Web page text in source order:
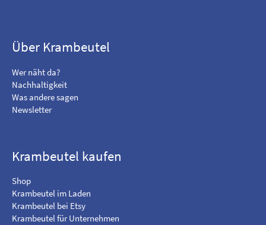
m
e
n
F
a
c
o
o
k
h
m
i
c
h
I
Über Krambeutel
Wer näht da?
Nachhaltigkeit
Was andere sagen
Newsletter
Krambeutel kaufen
Shop
Krambeutel im Laden
Krambeutel bei Etsy
Krambeutel für Unternehmen